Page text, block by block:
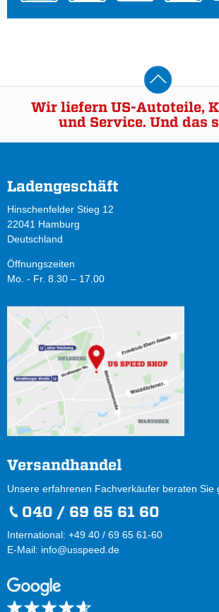
Wir liefern US-Autoteile,
und Service. Und das
Ladengeschäft
Hinschenfelder Stieg 12
22041 Hamburg
Deutschland
Öffnungszeiten
Mo. - Fr. 8.30 – 17.00
Versandhandel
Unsere erfahrenen Fachverkäufer beraten Sie
040 / 69 65 61 60
International: +49 40 / 69 65 61-60
E-Mail: info@usspeed.de